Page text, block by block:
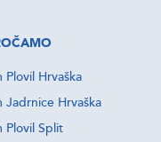
Plovil Hrvaška
Jadrnice Hrvaška
Plovil Split